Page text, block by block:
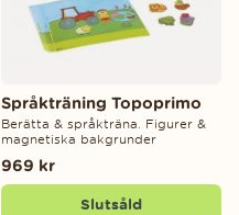
Språkträning Topoprimo
Berätta & språkträna. Figurer &
magnetiska bakgrunder
969 kr
Slutsåld